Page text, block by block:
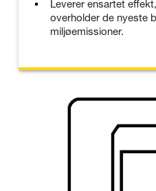
Leverer ensartet
overholder de nyeste
miljøemissioner.